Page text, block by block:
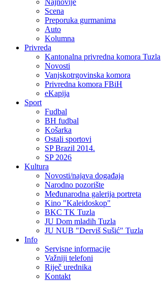
Scena
Preporuka gurmanima
Auto
Kolumna
Privreda
Kantonalna privredna komora Tuzla
Novosti
Vanjskotrgovinska komora
Privredna komora FBiH
eKapija
Sport
Fudbal
BH fudbal
Košarka
Ostali sportovi
SP Brazil 2014.
SP 2026
Kultura
Novosti/najava događaja
Narodno pozorište
Međunarodna galerija portreta
Kino "Kaleidoskop"
BKC TK Tuzla
JU Dom mladih Tuzla
JU NUB "Derviš Sušić" Tuzla
Info
Servisne informacije
Važniji telefoni
Riječ urednika
Kontakt